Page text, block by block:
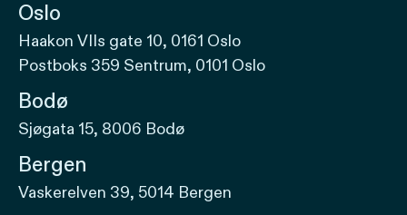
Oslo
Haakon VIIs gate 10, 0161 Oslo
Postboks 359 Sentrum, 0101 Oslo
Bodø
Sjøgata 15, 8006 Bodø
Bergen
Vaskerelven 39, 5014 Bergen